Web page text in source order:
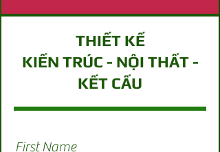
THIẾT KẾ
KIẾN TRÚC - NỘI THẤT -
KẾT CẤU
First Name